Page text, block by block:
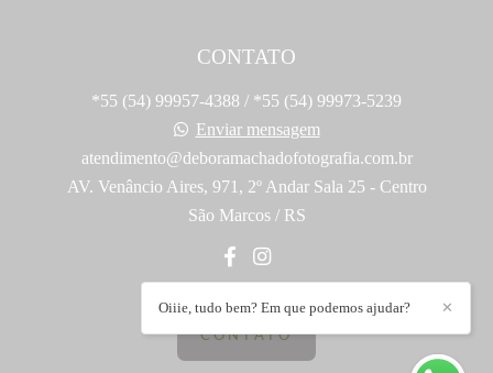
CONTATO
*55 (54) 99957-4388 / *55 (54) 99973-5239
Enviar mensagem
atendimento@deboramachadofotografia.com.br
AV. Venâncio Aires, 971, 2º Andar Sala 25 - Centro
São Marcos / RS
CONTATO
✕
Oiiie, tudo bem? Em que podemos ajudar?